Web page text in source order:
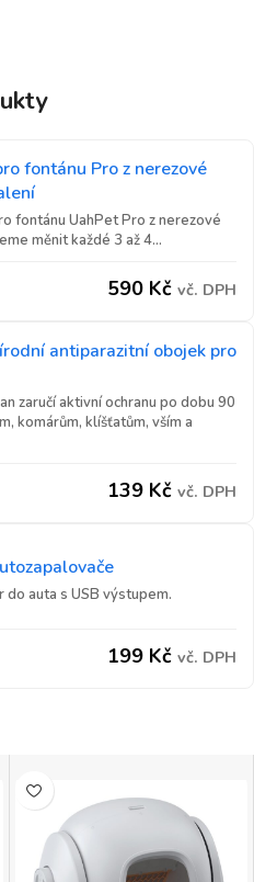
fontánu Pro z nerezové
fontánu UahPet Pro z nerezové
měnit každé 3 až 4...
590 Kč vč. DPH
antiparazitní obojek pro
zaručí aktivní ochranu po dobu 90
komárům, klíšťatům, vším a
139 Kč vč. DPH
do auta s USB výstupem.
199 Kč vč. DPH